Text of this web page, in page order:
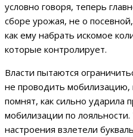
условно говоря, теперь
сборе урожая, не о
как ему набрать искомое
которые контролирует.
Власти пытаются
не проводить мобилизацию,
помнят, как сильно ударила
мобилизации по
настроения взлетели